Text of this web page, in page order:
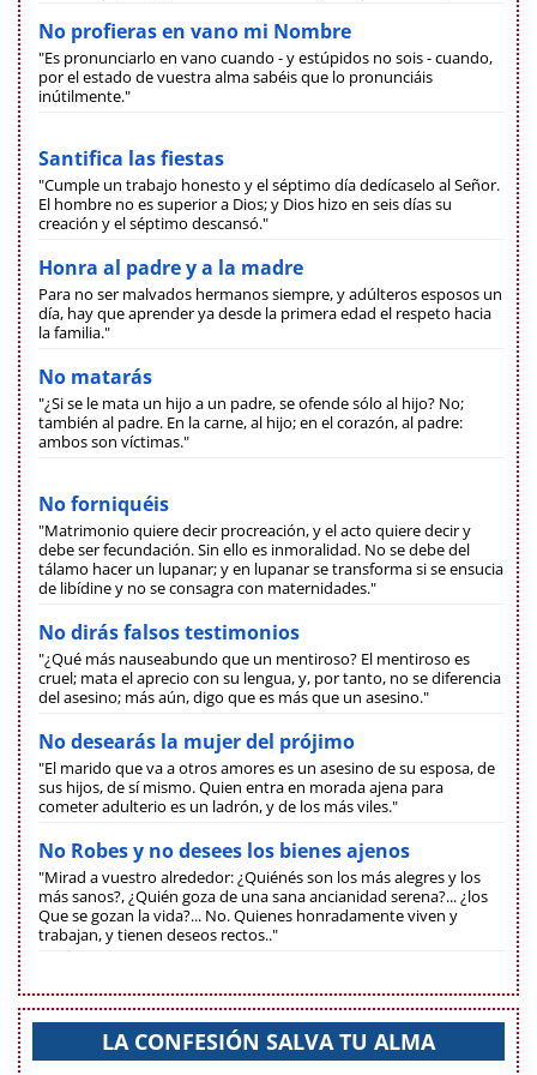
No profieras en vano mi Nombre
"Es pronunciarlo en vano cuando - y estúpidos no sois - cuando,
por el estado de vuestra alma sabéis que lo pronunciáis
inútilmente."
Santifica las fiestas
"Cumple un trabajo honesto y el séptimo día dedícaselo al Señor.
El hombre no es superior a Dios; y Dios hizo en seis días su
creación y el séptimo descansó."
Honra al padre y a la madre
Para no ser malvados hermanos siempre, y adúlteros esposos un
día, hay que aprender ya desde la primera edad el respeto hacia
la familia."
No matarás
"¿Si se le mata un hijo a un padre, se ofende sólo al hijo? No;
también al padre. En la carne, al hijo; en el corazón, al padre:
ambos son víctimas."
No forniquéis
"Matrimonio quiere decir procreación, y el acto quiere decir y
debe ser fecundación. Sin ello es inmoralidad. No se debe del
tálamo hacer un lupanar; y en lupanar se transforma si se ensucia
de libídine y no se consagra con maternidades."
No dirás falsos testimonios
"¿Qué más nauseabundo que un mentiroso? El mentiroso es
cruel; mata el aprecio con su lengua, y, por tanto, no se diferencia
del asesino; más aún, digo que es más que un asesino."
No desearás la mujer del prójimo
"El marido que va a otros amores es un asesino de su esposa, de
sus hijos, de sí mismo. Quien entra en morada ajena para
cometer adulterio es un ladrón, y de los más viles."
No Robes y no desees los bienes ajenos
"Mirad a vuestro alrededor: ¿Quiénés son los más alegres y los
más sanos?, ¿Quién goza de una sana ancianidad serena?... ¿los
Que se gozan la vida?... No. Quienes honradamente viven y
trabajan, y tienen deseos rectos.."
LA CONFESIÓN SALVA TU ALMA